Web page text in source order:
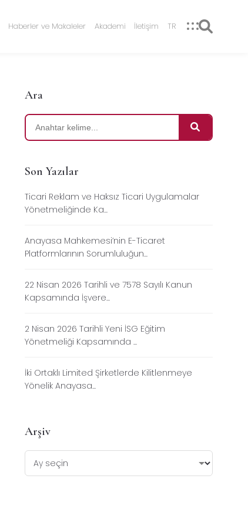
Haberler ve Makaleler Akademi İletişim TR
Ara
Son Yazılar
Ticari Reklam ve Haksız Ticari Uygulamalar
Yönetmeliğinde Ka...
Anayasa Mahkemesi’nin E-Ticaret
Platformlarının Sorumluluğun...
22 Nisan 2026 Tarihli ve 7578 Sayılı Kanun
Kapsamında İşvere...
2 Nisan 2026 Tarihli Yeni İSG Eğitim
Yönetmeliği Kapsamında ...
İki Ortaklı Limited Şirketlerde Kilitlenmeye
Yönelik Anayasa...
Arşiv